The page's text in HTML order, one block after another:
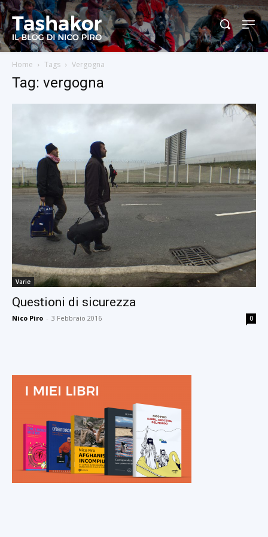
Home Tags Vergogna
Tag: vergogna
Varie
Questioni di sicurezza
Nico Piro - 3 Febbraio 2016 0